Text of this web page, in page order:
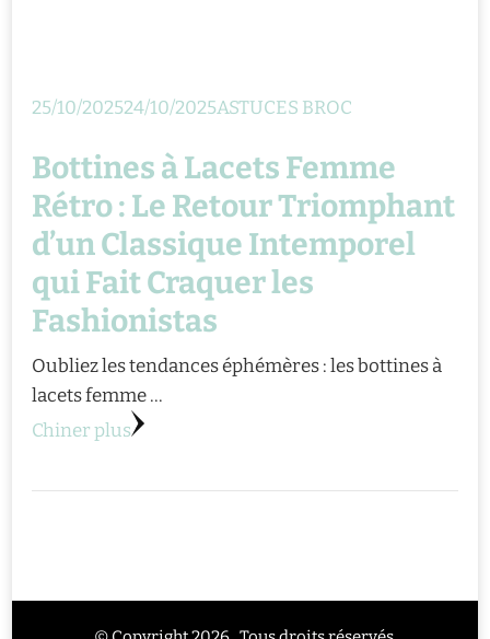
25/10/202524/10/2025ASTUCES BROC
Bottines à Lacets Femme
Rétro : Le Retour Triomphant
d’un Classique Intemporel
qui Fait Craquer les
Fashionistas
Oubliez les tendances éphémères : les bottines à
lacets femme …
Chiner plus